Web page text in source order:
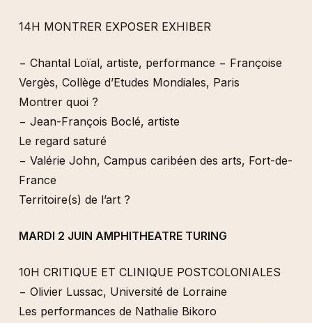
14H MONTRER EXPOSER EXHIBER
− Chantal Loïal, artiste, performance − Françoise
Vergès, Collège d’Etudes Mondiales, Paris
Montrer quoi ?
− Jean-François Boclé, artiste
Le regard saturé
− Valérie John, Campus caribéen des arts, Fort-de-
France
Territoire(s) de l’art ?
MARDI 2 JUIN AMPHITHEATRE TURING
10H CRITIQUE ET CLINIQUE POSTCOLONIALES
− Olivier Lussac, Université de Lorraine
Les performances de Nathalie Bikoro